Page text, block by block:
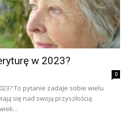
w 2023?
0
To pytanie zadaje sobie wielu
się nad swoją przyszłością